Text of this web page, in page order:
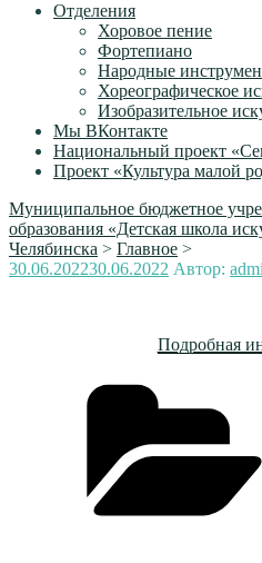
Отделения
Хоровое пение
Фортепиано
Народные
Хореографическое
Изобразительное
Мы ВКонтакте
Национальный проект
Проект «Культура малой
Муниципальное бюджетное
образования «Детская школа
Челябинска > Главное >
Опубликовано
30.06.202230.06.2022 Автор:
Подробная